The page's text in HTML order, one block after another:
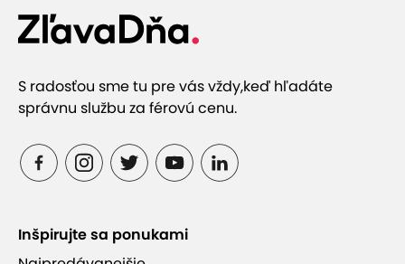
S radosťou sme tu pre vás vždy,keď hľadáte
správnu službu za férovú cenu.
Inšpirujte sa ponukami